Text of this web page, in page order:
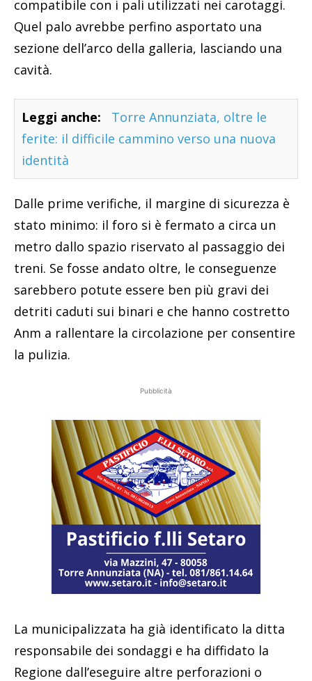
compatibile con i pali utilizzati nei carotaggi.
Quel palo avrebbe perfino asportato una
sezione dell’arco della galleria, lasciando una
cavità.
Leggi anche:
Torre Annunziata, oltre le
ferite: il difficile cammino verso una nuova
identità
Dalle prime verifiche, il margine di sicurezza è
stato minimo: il foro si è fermato a circa un
metro dallo spazio riservato al passaggio dei
treni. Se fosse andato oltre, le conseguenze
sarebbero potute essere ben più gravi dei
detriti caduti sui binari e che hanno costretto
Anm a rallentare la circolazione per consentire
la pulizia.
Pubblicità
La municipalizzata ha già identificato la ditta
responsabile dei sondaggi e ha diffidato la
Regione dall’eseguire altre perforazioni o